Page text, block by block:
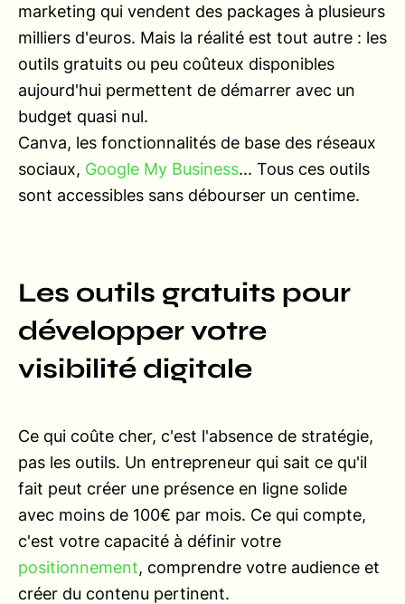
marketing qui vendent des packages à plusieurs
milliers d'euros. Mais la réalité est tout autre : les
outils gratuits ou peu coûteux disponibles
aujourd'hui permettent de démarrer avec un
budget quasi nul.
Canva, les fonctionnalités de base des réseaux
sociaux, Google My Business... Tous ces outils
sont accessibles sans débourser un centime.
Les outils gratuits pour
développer votre
visibilité digitale
Ce qui coûte cher, c'est l'absence de stratégie,
pas les outils. Un entrepreneur qui sait ce qu'il
fait peut créer une présence en ligne solide
avec moins de 100€ par mois. Ce qui compte,
c'est votre capacité à définir votre
positionnement, comprendre votre audience et
créer du contenu pertinent.